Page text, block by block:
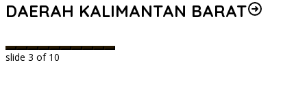
DAERAH KALIMANTAN BARAT
slide 3 of 10